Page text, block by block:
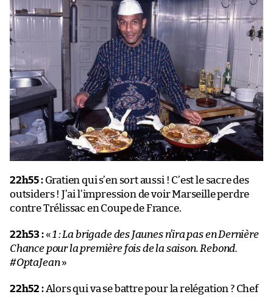
22h55 :Gratien qui s’en sort aussi ! C’est le sacre des
outsiders ! J’ai l’impression de voir Marseille perdre
contre Trélissac en Coupe de France.
22h53 :« 1 : La brigade des Jaunes n’ira pas en Dernière
Chance pour la première fois de la saison. Rebond.
#OptaJean»
22h52 :Alors qui va se battre pour la relégation ? Chef